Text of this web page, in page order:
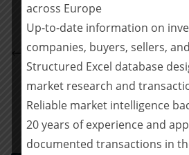
POELLATH berät Maxburg bei
der Safety & Technical
Erwerb von drei französischen
eines Add-ons
Ashurst berät apoBank
across Europe
Up-to-date information on
companies, buyers, sellers,
Structured Excel database
market research and
Reliable market intelligence
20 years of experience and
documented transactions in